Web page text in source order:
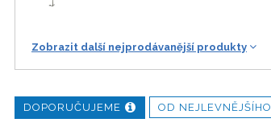
Zobrazit další nejprodávanější produkty
DOPORUČUJEME OD NEJLEVNĚJŠÍHO